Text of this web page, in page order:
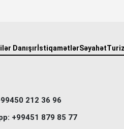
Danışır İstiqamətlərSəyahət
212 36 96
+99451 879 85 77